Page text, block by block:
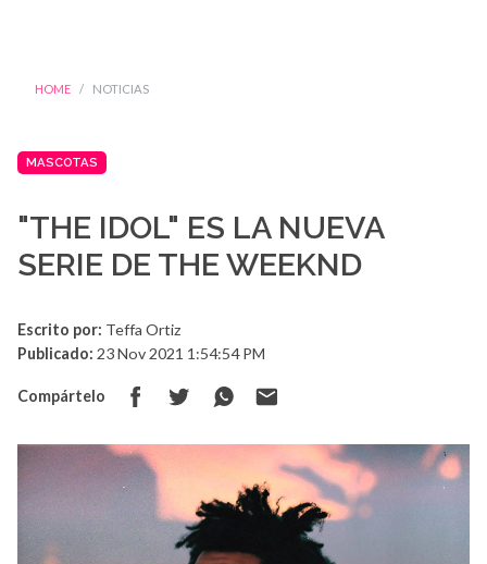
HOME NOTICIAS
MASCOTAS
"THE IDOL" ES LA NUEVA
SERIE DE THE WEEKND
Escrito por: Teffa Ortiz
Publicado: 23 Nov 2021 1:54:54 PM
Compártelo